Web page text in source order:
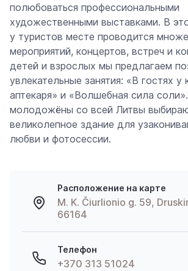
полюбоваться профессиональными
художественными выставками. В
у туристов месте проводится
мероприятий, концертов, встреч и
детей и взрослых мы предлагаем
увлекательные занятия: «В гостях у
аптекаря» и «Волшебная сила
молодожёны со всей Литвы
великолепное здание для
любви и фотосессии.
Расположение на карте
M. K. Čiurlionio g. 59,
66164
Телефон
+370 313 51024